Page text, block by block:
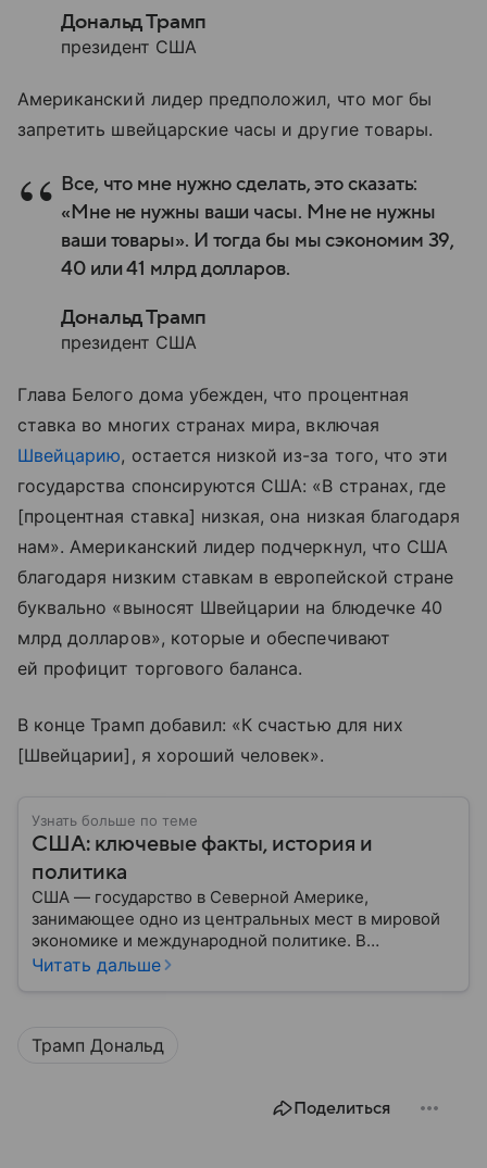
Дональд Трамп
президент США
Американский лидер предположил, что мог бы
запретить швейцарские часы и другие товары.
Все, что мне нужно сделать, это сказать:
«Мне не нужны ваши часы. Мне не нужны
ваши товары». И тогда бы мы сэкономим 39,
40 или 41 млрд долларов.
Дональд Трамп
президент США
Глава Белого дома убежден, что процентная
ставка во многих странах мира, включая
Швейцарию, остается низкой из-за того, что эти
государства спонсируются США: «В странах, где
[процентная ставка] низкая, она низкая благодаря
нам». Американский лидер подчеркнул, что США
благодаря низким ставкам в европейской стране
буквально «выносят Швейцарии на блюдечке 40
млрд долларов», которые и обеспечивают
ей профицит торгового баланса.
В конце Трамп добавил: «К счастью для них
[Швейцарии], я хороший человек».
Узнать больше по теме
США: ключевые факты, история и
политика
США — государство в Северной Америке,
занимающее одно из центральных мест в мировой
экономике и международной политике. В
материале — основные сведения об этой стране.
Читать дальше
Трамп Дональд
Поделиться